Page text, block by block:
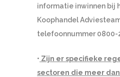
informatie inwinnen bij
Koophandel
telefoonnummer 0800-
• Zijn er specifieke
sectoren die meer